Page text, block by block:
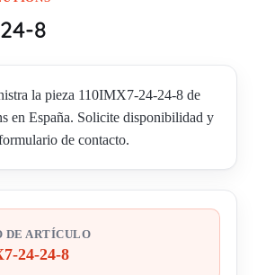
8
la pieza 110IMX7-24-24-8 de
en España. Solicite disponibilidad y
de contacto.
DE ARTÍCULO
24-24-8